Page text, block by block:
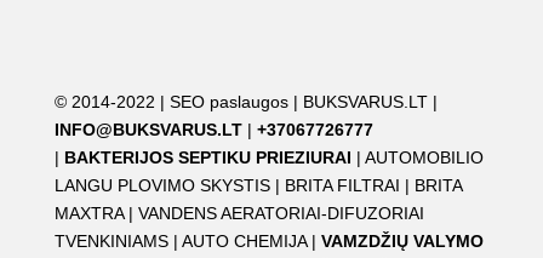
© 2014-2022 | SEO paslaugos| BUKSVARUS.LT|
INFO@BUKSVARUS.LT| +37067726777
| BAKTERIJOS SEPTIKU PRIEZIURAI | AUTOMOBILIO
LANGU PLOVIMO SKYSTIS| BRITA FILTRAI | BRITA
MAXTRA| VANDENS AERATORIAI-DIFUZORIAI
TVENKINIAMS| AUTO CHEMIJA | VAMZDŽIŲ VALYMO